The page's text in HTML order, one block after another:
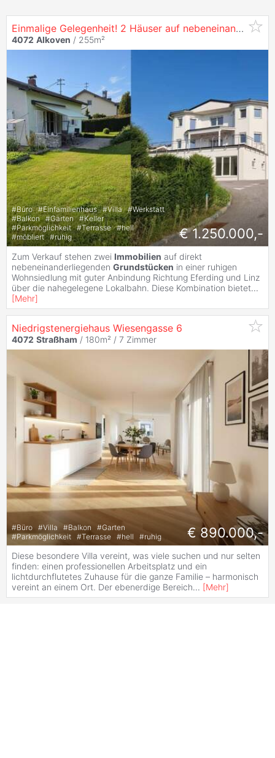
Einmalige Gelegenheit! 2 Häuser auf nebeneinanderliegenden
4072 Alkoven / 255m²
#Büro #Einfamilienhaus #Villa #Werkstatt
#Balkon #Garten #Keller
#Parkmöglichkeit #Terrasse #hell
#möbliert #ruhig € 1.250.000,-
Zum Verkauf stehen zwei Immobilien auf direkt
nebeneinanderliegenden Grundstücken in einer ruhigen
Wohnsiedlung mit guter Anbindung Richtung Eferding und Linz
über die nahegelegene Lokalbahn. Diese Kombination bietet...
[Mehr]
Niedrigstenergiehaus Wiesengasse 6
4072 Straßham / 180m² / 7 Zimmer
#Büro #Villa #Balkon #Garten
#Parkmöglichkeit #Terrasse #hell #ruhig € 890.000,-
Diese besondere Villa vereint, was viele suchen und nur selten
finden: einen professionellen Arbeitsplatz und ein
lichtdurchflutetes Zuhause für die ganze Familie – harmonisch
vereint an einem Ort. Der ebenerdige Bereich... [Mehr]